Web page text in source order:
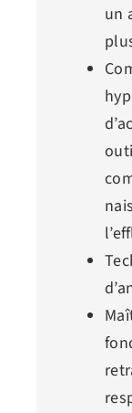
un